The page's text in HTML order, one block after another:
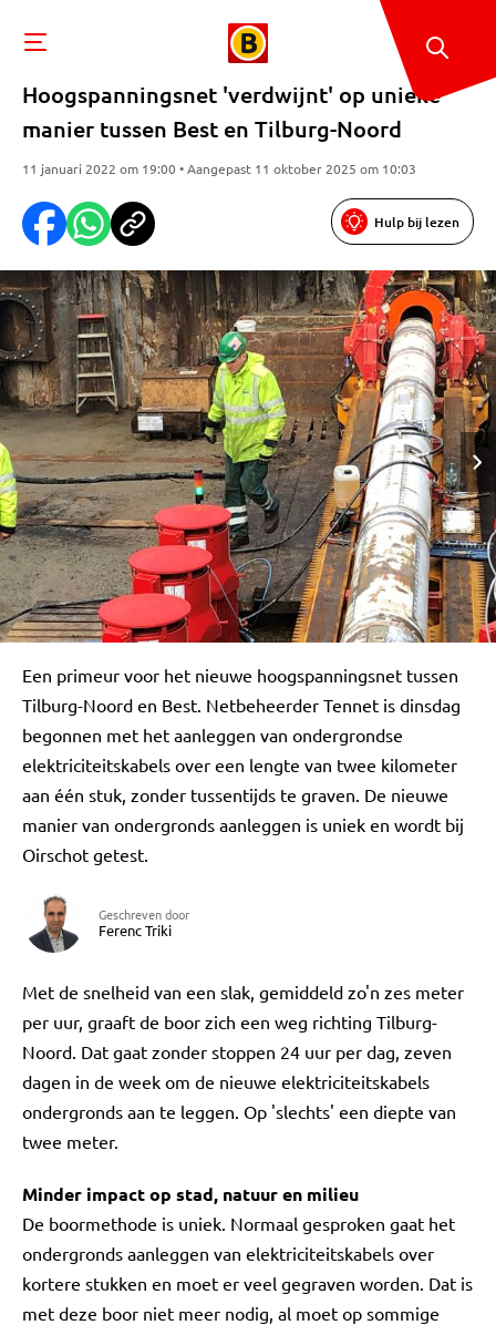
Hoogspanningsnet 'verdwijnt' op unieke
manier tussen Best en Tilburg-Noord
11 januari 2022 om 19:00 • Aangepast 11 oktober 2025 om 10:03
Hulp bij lezen
Een primeur voor het nieuwe hoogspanningsnet tussen
Tilburg-Noord en Best. Netbeheerder Tennet is dinsdag
begonnen met het aanleggen van ondergrondse
elektriciteitskabels over een lengte van twee kilometer
aan één stuk, zonder tussentijds te graven. De nieuwe
manier van ondergronds aanleggen is uniek en wordt bij
Oirschot getest.
Geschreven door
Ferenc Triki
Met de snelheid van een slak, gemiddeld zo'n zes meter
per uur, graaft de boor zich een weg richting Tilburg-
Noord. Dat gaat zonder stoppen 24 uur per dag, zeven
dagen in de week om de nieuwe elektriciteitskabels
ondergronds aan te leggen. Op 'slechts' een diepte van
twee meter.
Minder impact op stad, natuur en milieu
De boormethode is uniek. Normaal gesproken gaat het
ondergronds aanleggen van elektriciteitskabels over
kortere stukken en moet er veel gegraven worden. Dat is
met deze boor niet meer nodig, al moet op sommige